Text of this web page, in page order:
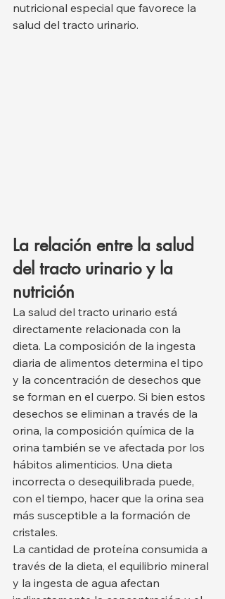
nutricional especial que favorece la
salud del tracto urinario.
La relación entre la salud
del tracto urinario y la
nutrición
La salud del tracto urinario está
directamente relacionada con la
dieta. La composición de la ingesta
diaria de alimentos determina el tipo
y la concentración de desechos que
se forman en el cuerpo. Si bien estos
desechos se eliminan a través de la
orina, la composición química de la
orina también se ve afectada por los
hábitos alimenticios. Una dieta
incorrecta o desequilibrada puede,
con el tiempo, hacer que la orina sea
más susceptible a la formación de
cristales.
La cantidad de proteína consumida a
través de la dieta, el equilibrio mineral
y la ingesta de agua afectan